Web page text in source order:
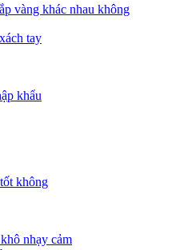
vàng khác nhau không
tay
khẩu
không
nhạy cảm